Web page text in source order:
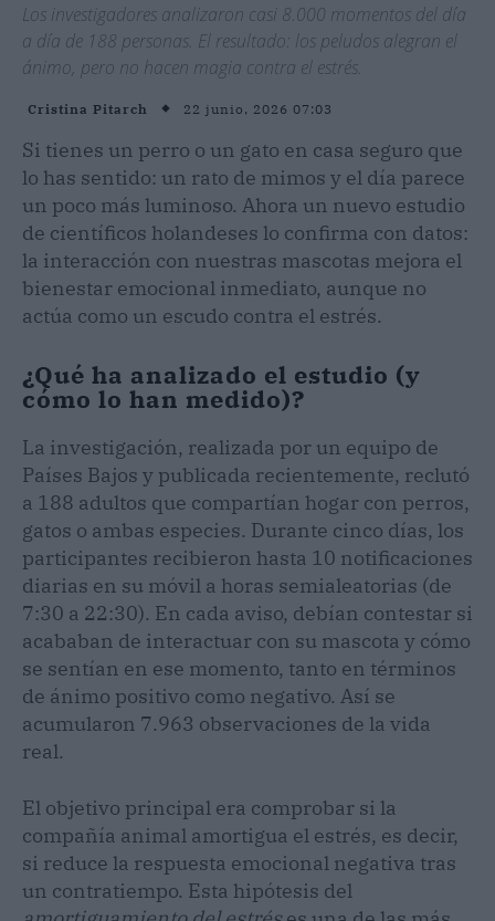
Los investigadores analizaron casi 8.000 momentos del día
a día de 188 personas. El resultado: los peludos alegran el
ánimo, pero no hacen magia contra el estrés.
Cristina Pitarch 22 junio, 2026 07:03
Si tienes un perro o un gato en casa seguro que
lo has sentido: un rato de mimos y el día parece
un poco más luminoso. Ahora un nuevo estudio
de científicos holandeses lo confirma con datos:
la interacción con nuestras mascotas mejora el
bienestar emocional inmediato, aunque no
actúa como un escudo contra el estrés.
¿Qué ha analizado el estudio (y
cómo lo han medido)?
La investigación, realizada por un equipo de
Países Bajos y publicada recientemente, reclutó
a 188 adultos que compartían hogar con perros,
gatos o ambas especies. Durante cinco días, los
participantes recibieron hasta 10 notificaciones
diarias en su móvil a horas semialeatorias (de
7:30 a 22:30). En cada aviso, debían contestar si
acababan de interactuar con su mascota y cómo
se sentían en ese momento, tanto en términos
de ánimo positivo como negativo. Así se
acumularon 7.963 observaciones de la vida
real.
El objetivo principal era comprobar si la
compañía animal amortigua el estrés, es decir,
si reduce la respuesta emocional negativa tras
un contratiempo. Esta hipótesis del